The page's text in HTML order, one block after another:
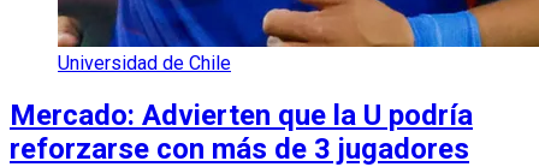
Universidad de Chile
Mercado: Advierten que la U podría
reforzarse con más de 3 jugadores